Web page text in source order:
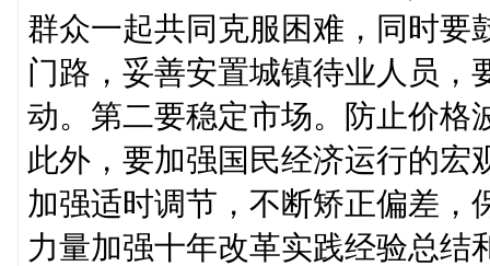
群众一起共同克服困难，同时要
门路，妥善安置城镇待业人员，
动。第二要稳定市场。防止价格
此外，要加强国民经济运行的宏
加强适时调节，不断矫正偏差，
力量加强十年改革实践经验总结